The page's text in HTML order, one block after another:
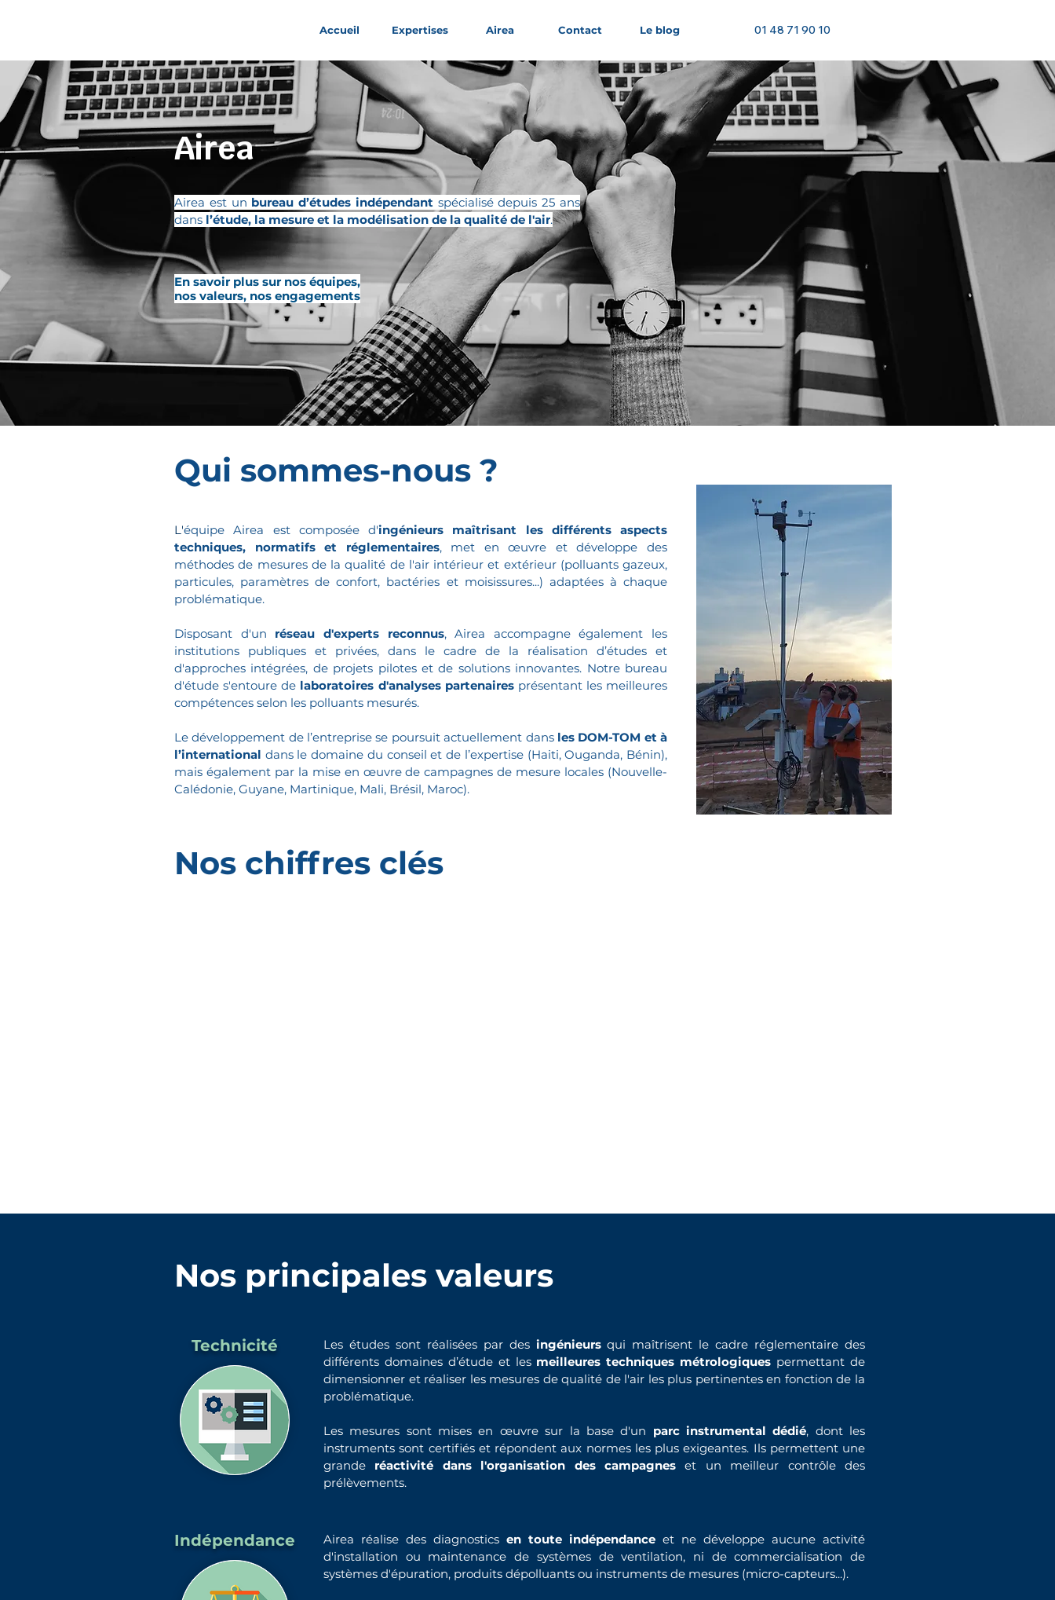
Accueil Expertises Airea Contact Le blog 01 48 71 90 10
Airea
Airea est un bureau d’études indépendant spécialisé depuis 25 ans
dans l’étude, la mesure et la modélisation de la qualité de l'air.
En savoir plus sur nos équipes,
nos valeurs, nos engagements
Qui sommes-nous ?
​L'équipe Airea est composée d'ingénieurs maîtrisant les différents aspects
techniques, normatifs et réglementaires, met en œuvre et développe des
méthodes de mesures de la qualité de l'air intérieur et extérieur (polluants gazeux,
particules, paramètres de confort, bactéries et moisissures...) adaptées à chaque
problématique.
Disposant d'un réseau d'experts reconnus, Airea accompagne également les
institutions publiques et privées, dans le cadre de la réalisation d’études et
d'approches intégrées, de projets pilotes et de solutions innovantes. Notre bureau
d'étude s'entoure de laboratoires d'analyses partenairesprésentant les meilleures
compétences selon les polluants mesurés.
Le développement de l’entreprise se poursuit actuellement dans les DOM-TOM et à
l’international dans le domaine du conseil et de l’expertise (Haiti, Ouganda, Bénin),
mais également par la mise en œuvre de campagnes de mesure locales (Nouvelle-
Calédonie, Guyane, Martinique, Mali, Brésil, Maroc).
Nos chiffres clés
Nos principales valeurs
Technicité
Indépendance Airea réalise des diagnostics en toute indépendance et ne développe aucune activité
d'installation ou maintenance de systèmes de ventilation, ni de commercialisation de
systèmes d'épuration, produits dépolluants ou instruments de mesures (micro-capteurs...).
Les études sont réalisées par des ingénieursqui maîtrisent le cadre réglementaire des
différents domaines d’étude et les meilleures techniques métrologiques permettant de
dimensionner et réaliser les mesures de qualité de l'air les plus pertinentes en fonction de la
problématique.
Les mesures sont mises en œuvre sur la base d'un parc instrumental dédié, dont les
instruments sont certifiés et répondent aux normes les plus exigeantes. Ils permettent une
grande réactivité dans l'organisation des campagnes et un meilleur contrôle des
prélèvements.